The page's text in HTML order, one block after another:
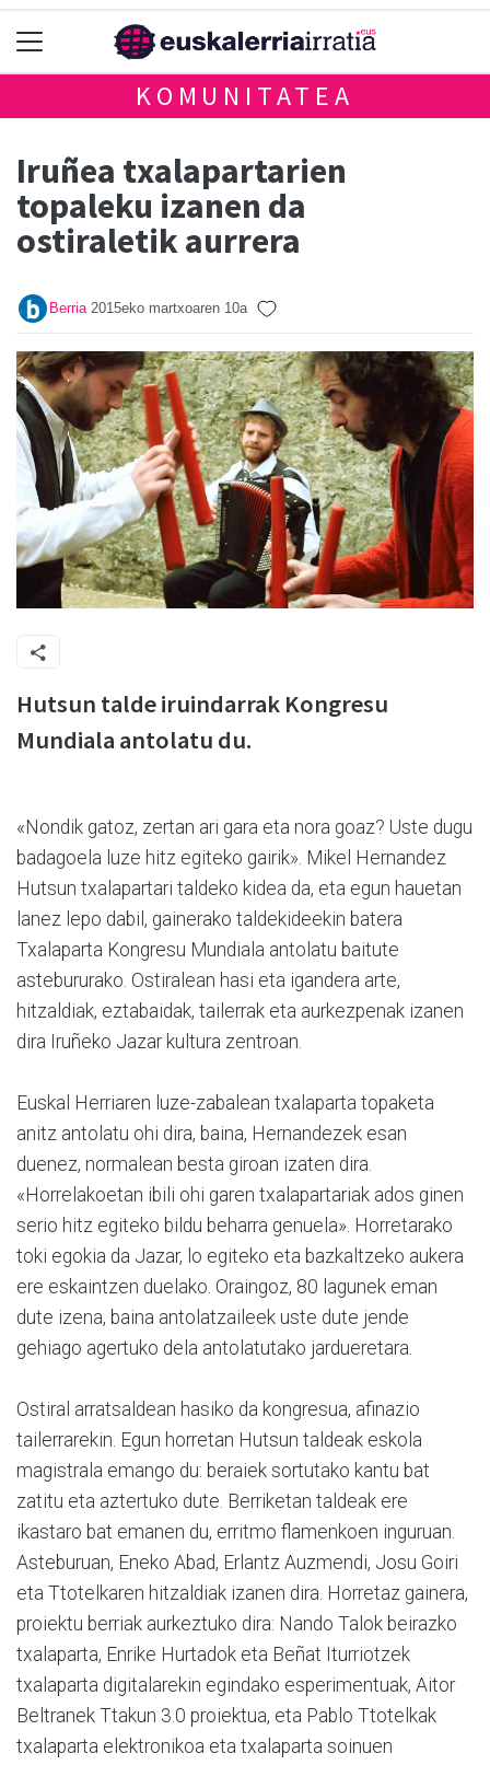
KOMUNITATEA
Iruñea txalapartarien
topaleku izanen da
ostiraletik aurrera
Berria 2015eko martxoaren 10a
Hutsun talde iruindarrak Kongresu
Mundiala antolatu du.
«N ondik gatoz, zertan ari gara eta nora goaz? Uste dugu
badagoela luze hitz egiteko gairik». Mikel Hernandez
Hutsun txalapartari taldeko kidea da, eta egun hauetan
lanez lepo dabil, gainerako taldekideekin batera
Txalaparta Kongresu Mundiala antolatu baitute
astebururako. Ostiralean hasi eta igandera arte,
hitzaldiak, eztabaidak, tailerrak eta aurkezpenak izanen
dira Iruñeko Jazar kultura zentroan.
Euskal Herriaren luze-zabalean txalaparta topaketa
anitz antolatu ohi dira, baina, Hernandezek esan
duenez, normalean besta giroan izaten dira.
«Horrelakoetan ibili ohi garen txalapartariak ados ginen
serio hitz egiteko bildu beharra genuela». Horretarako
toki egokia da Jazar, lo egiteko eta bazkaltzeko aukera
ere eskaintzen duelako. Oraingoz, 80 lagunek eman
dute izena, baina antolatzaileek uste dute jende
gehiago agertuko dela antolatutako jardueretara.
Ostiral arratsaldean hasiko da kongresua, afinazio
tailerrarekin. Egun horretan Hutsun taldeak eskola
magistrala emango du: beraiek sortutako kantu bat
zatitu eta aztertuko dute. Berriketan taldeak ere
ikastaro bat emanen du, erritmo flamenkoen inguruan.
Asteburuan, Eneko Abad, Erlantz Auzmendi, Josu Goiri
eta Ttotelkaren hitzaldiak izanen dira. Horretaz gainera,
proiektu berriak aurkeztuko dira: Nando Talok beirazko
txalaparta, Enrike Hurtadok eta Beñat Iturriotzek
txalaparta digitalarekin egindako esperimentuak, Aitor
Beltranek Ttakun 3.0 proiektua, eta Pablo Ttotelkak
txalaparta elektronikoa eta txalaparta soinuen